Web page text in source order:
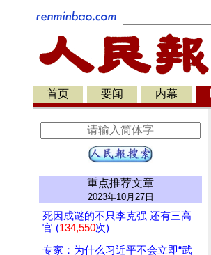
首页 要闻 内幕
重点推荐文章
2023年10月27日
死因成谜的不只李克强 还有三高
官 (134,550次)
专家：为什么习近平不会立即“武